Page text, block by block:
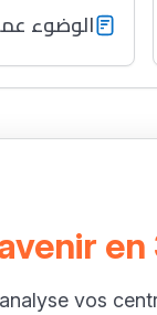
الوضوء
vos